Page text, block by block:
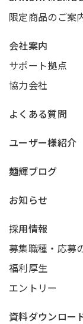
限定商品のご案
会社案内
サポート拠点
協力会社
よくある質問
ユーザー様紹介
麺輝ブログ
お知らせ
採用情報
募集職種・応募
福利厚生
エントリー
資料ダウンロー